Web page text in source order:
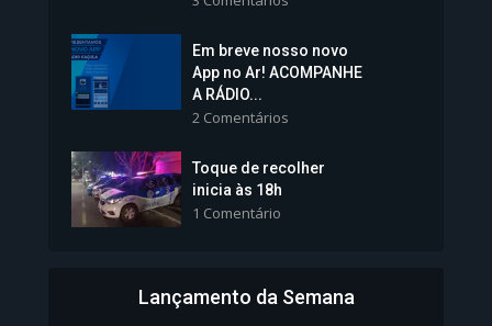
Vice-Prefeita Sheila Lemos
tomará posse nesta...
1.101 Modos de exibição
Bahia inicia emissão da
Em breve nosso novo
App no Ar! ACOMPANHE
A RÁDIO...
2 Comentários
Toque de recolher
inicia às 18h
1 Comentário
Lançamento da Semana